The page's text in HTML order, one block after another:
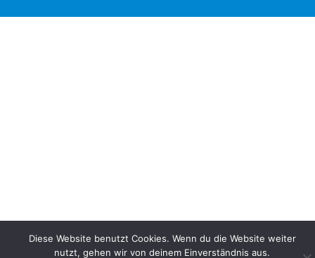
Diese Website benutzt Cookies. Wenn du die Website weiter
nutzt, gehen wir von deinem Einverständnis aus.